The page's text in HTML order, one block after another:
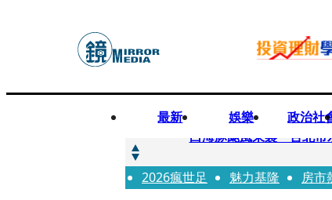
最新 娛樂 政治社
快訊
白海豚颱風來襲 台北市
快訊
AKIRA台北唱到一半突
2026瘋世足 魅力基隆 房市